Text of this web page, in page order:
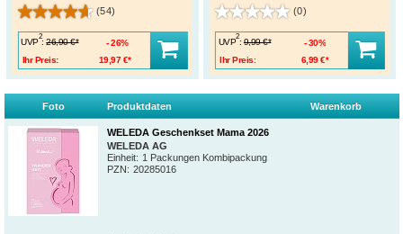
(54)
UVP
2
: 26,90 €*
Ihr Preis:
19,97 €*
26%
(0)
UVP
2
: 9,99 €*
Ihr Preis:
6,99 €*
30%
Foto Produktdaten Warenkorb
WELEDA Geschenkset Mama 2026
WELEDA AG
Einheit: 1 Packungen Kombipackung
PZN: 20285016